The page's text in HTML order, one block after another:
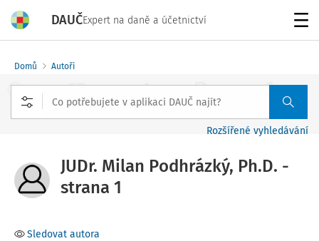
DAUČExpert na daně a účetnictví
Domů Autoři
Rozšířené vyhledávání
JUDr. Milan Podhrázký, Ph.D. -
strana 1
Sledovat autora